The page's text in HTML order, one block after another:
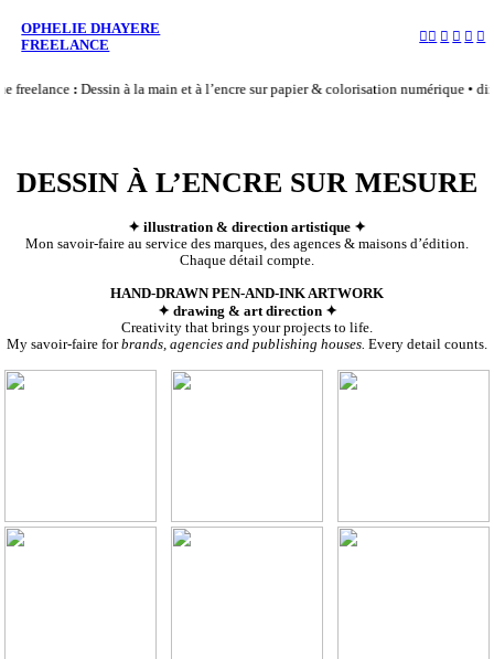
OPHELIE DHAYERE
FREELANCE
︎︎ ︎ ︎ ︎ ︎
:Dessin à la main et à l’encre sur papier & colorisation numérique •
DESSIN À L’ENCRE SUR MESURE
✦ illustration & direction artistique ✦
Mon savoir-faire au service des marques, des agences & maisons d’édition.
Chaque détail compte.
HAND-DRAWN PEN-AND-INK ARTWORK
✦ drawing & art direction ✦
Creativity that brings your projects to life.
My savoir-faire forbrands, agencies and publishing houses. Every detail counts.